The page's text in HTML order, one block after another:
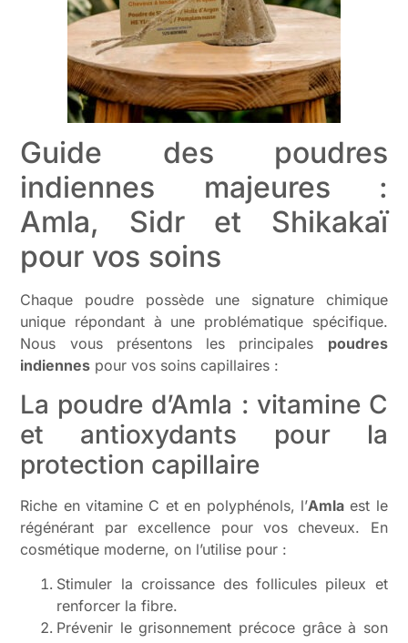
Guide des poudres
indiennes majeures :
Amla, Sidr et Shikakaï
pour vos soins
Chaque poudre possède une signature chimique
unique répondant à une problématique spécifique.
Nous vous présentons les principales poudres
indiennes pour vos soins capillaires :
La poudre d’Amla : vitamine C
et antioxydants pour la
protection capillaire
Riche en vitamine C et en polyphénols, l’Amlaest le
régénérant par excellence pour vos cheveux. En
cosmétique moderne, on l’utilise pour :
Stimuler la croissance des follicules pileux et
renforcer la fibre.
Prévenir le grisonnement précoce grâce à son